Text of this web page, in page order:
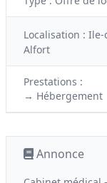
Localisation : Ile-
Alfort
Prestations :
→ Hébergement
Annonce